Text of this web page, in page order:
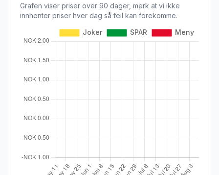
Grafen viser priser over 90 dager, merk at vi ikke
innhenter priser hver dag så feil kan forekomme.